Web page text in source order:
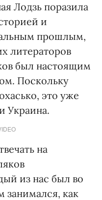
Лодзь поразила
и
прошлым,
литераторов
был настоящим
Поскольку
это уже
Украина.
на
из нас был во
занимался, как